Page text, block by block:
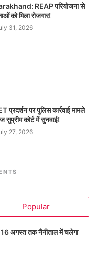
REAP परियोजना से
को मिला रोजगार!
31, 2026
प्रदर्शन पर पुलिस कार्रवाई मामले
सुप्रीम कोर्ट में सुनवाई!
27, 2026
Popular
अगस्त तक नैनीताल में चलेगा